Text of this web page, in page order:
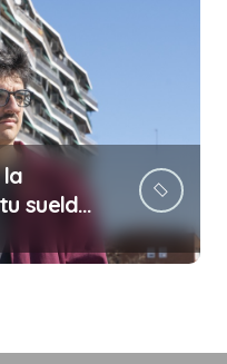
sueldo